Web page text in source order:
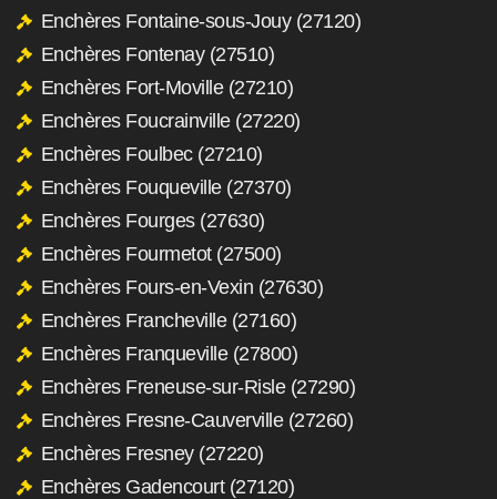
Enchères Fontaine-sous-Jouy (27120)
Enchères Fontenay (27510)
Enchères Fort-Moville (27210)
Enchères Foucrainville (27220)
Enchères Foulbec (27210)
Enchères Fouqueville (27370)
Enchères Fourges (27630)
Enchères Fourmetot (27500)
Enchères Fours-en-Vexin (27630)
Enchères Francheville (27160)
Enchères Franqueville (27800)
Enchères Freneuse-sur-Risle (27290)
Enchères Fresne-Cauverville (27260)
Enchères Fresney (27220)
Enchères Gadencourt (27120)